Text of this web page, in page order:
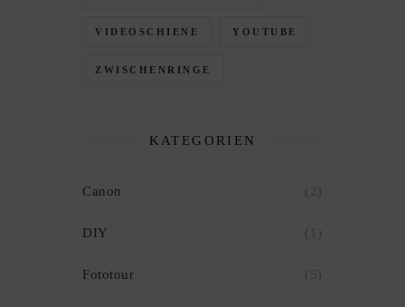
VIDEOSCHIENE YOUTUBE
ZWISCHENRINGE
KATEGORIEN
Canon (2)
DIY (1)
Fototour (5)